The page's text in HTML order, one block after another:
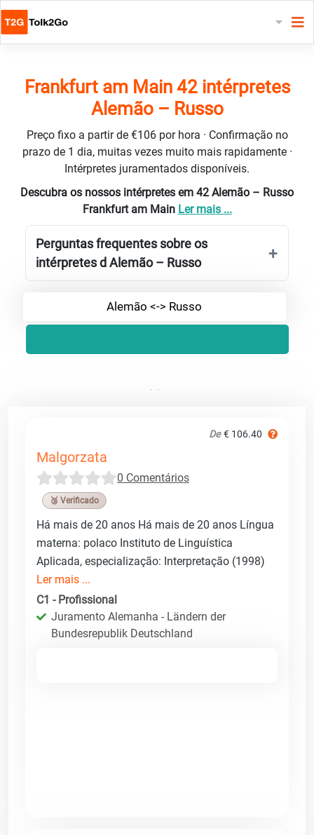
Frankfurt am Main 42 intérpretes
Alemão – Russo
Preço fixo a partir de €106 por hora · Confirmação no
prazo de 1 dia, muitas vezes muito mais rapidamente ·
Intérpretes juramentados disponíveis.
Descubra os nossos intérpretes em 42 Alemão – Russo
Frankfurt am Main Ler mais ...
Perguntas frequentes sobre os
intérpretes d Alemão – Russo
Alemão <-> Russo
De € 106.40
Malgorzata
0 Comentários
🥉 Verificado
Há mais de 20 anos Há mais de 20 anos Língua
materna: polaco Instituto de Linguística
Aplicada, especialização: Interpretação (1998)
Ler mais ...
C1 - Profissional
Juramento Alemanha - Ländern der
Bundesrepublik Deutschland